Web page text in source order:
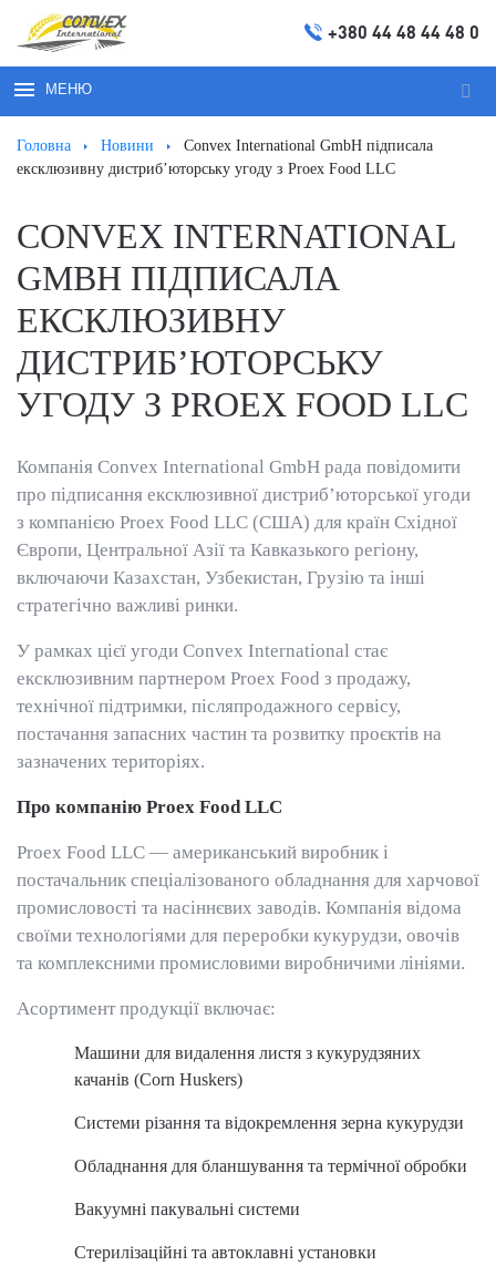
+380 44 48 44 48 0
МЕНЮ
Головна Новини
Convex International GmbH підписала
ексклюзивну дистриб’юторську угоду з Proex Food LLC
CONVEX INTERNATIONAL
GMBH ПІДПИСАЛА
ЕКСКЛЮЗИВНУ
ДИСТРИБ’ЮТОРСЬКУ
УГОДУ З PROEX FOOD LLC
Компанія Convex International GmbH рада повідомити
про підписання ексклюзивної дистриб’юторської угоди
з компанією Proex Food LLC (США) для країн Східної
Європи, Центральної Азії та Кавказького регіону,
включаючи Казахстан, Узбекистан, Грузію та інші
стратегічно важливі ринки.
У рамках цієї угоди Convex International стає
ексклюзивним партнером Proex Food з продажу,
технічної підтримки, післяпродажного сервісу,
постачання запасних частин та розвитку проєктів на
зазначених територіях.
Про компанію Proex Food LLC
Proex Food LLC — американський виробник і
постачальник спеціалізованого обладнання для харчової
промисловості та насіннєвих заводів. Компанія відома
своїми технологіями для переробки кукурудзи, овочів
та комплексними промисловими виробничими лініями.
Асортимент продукції включає:
Машини для видалення листя з кукурудзяних
качанів (Corn Huskers)
Системи різання та відокремлення зерна кукурудзи
Обладнання для бланшування та термічної обробки
Вакуумні пакувальні системи
Стерилізаційні та автоклавні установки